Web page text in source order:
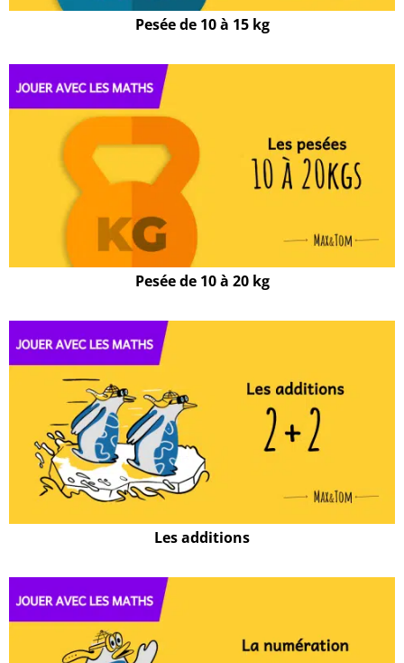
Pesée de 10 à 15 kg
Pesée de 10 à 20 kg
Les additions